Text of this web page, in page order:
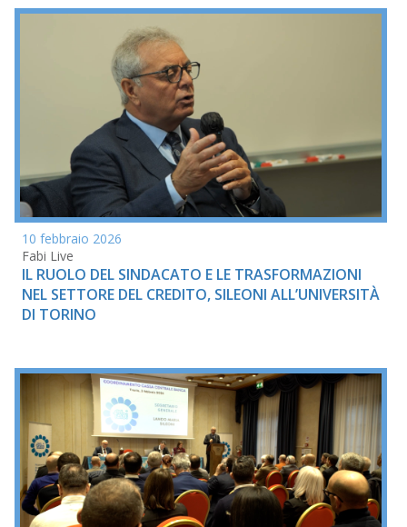
10 febbraio 2026
Fabi Live
IL RUOLO DEL SINDACATO E LE TRASFORMAZIONI
NEL SETTORE DEL CREDITO, SILEONI ALL’UNIVERSITÀ
DI TORINO